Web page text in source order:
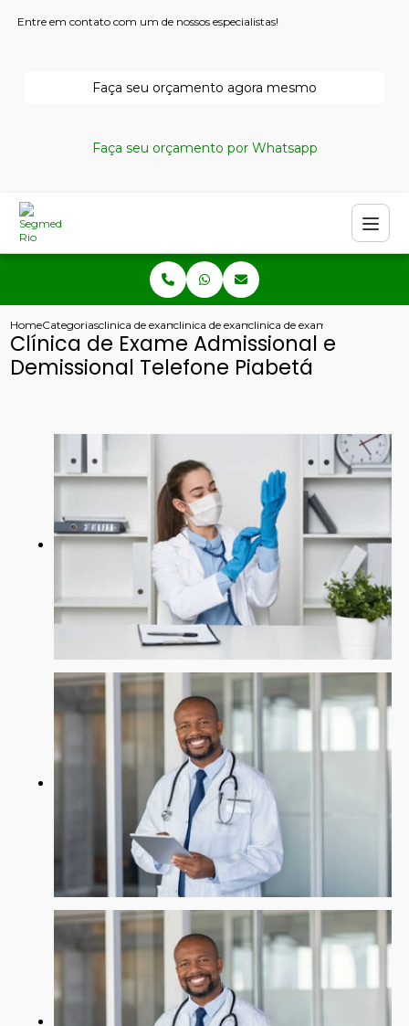
Entre em contato com um de nossos especialistas!
Faça seu orçamento agora mesmo
Faça seu orçamento por Whatsapp
HomeCategoriasclinica de exames admissionais
clinica de exame admissionalclinica de exame admissional
Clínica de Exame Admissional e
Demissional Telefone Piabetá